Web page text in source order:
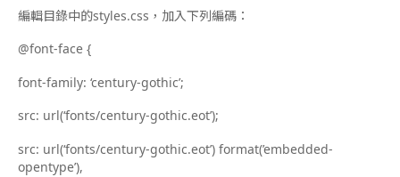
編輯目錄中的styles.css，加入下列編碼：
@font-face {
font-family: ‘century-gothic’;
src: url(‘fonts/century-gothic.eot’);
src: url(‘fonts/century-gothic.eot’) format(’embedded-
opentype’),